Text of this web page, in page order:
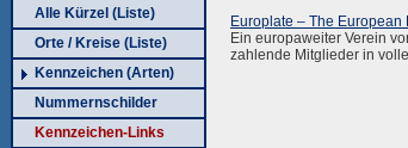
Alle Kürzel (Liste)
Orte / Kreise (Liste)
Kennzeichen (Arten)
Nummernschilder
Kennzeichen-Links
Europlate – The
Ein europaweiter Verein
zahlende Mitglieder in